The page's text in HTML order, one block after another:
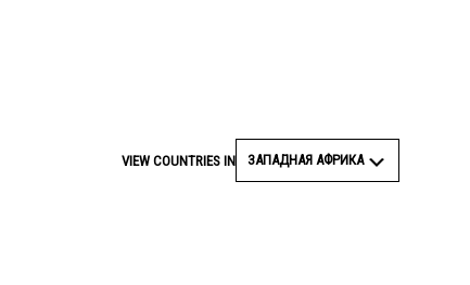
VIEW COUNTRIES IN ЗАПАДНАЯ АФРИКА